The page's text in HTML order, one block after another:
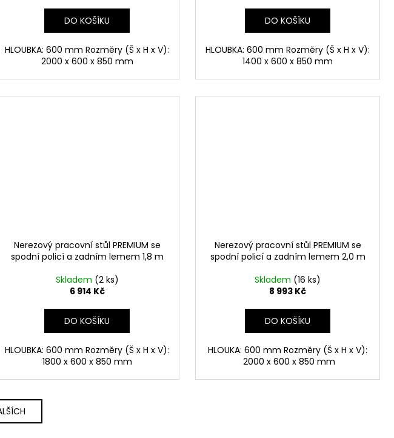
DO KOŠÍKU
HLOUBKA: 600 mm Rozměry (Š x H x V):
2000 x 600 x 850 mm
DO KOŠÍKU
HLOUBKA: 600 mm Rozměry (Š x H x V):
1400 x 600 x 850 mm
Nerezový pracovní stůl PREMIUM se
spodní policí a zadním lemem 1,8 m
Skladem (2 ks)
6 914 Kč
DO KOŠÍKU
HLOUBKA: 600 mm Rozměry (Š x H x V):
1800 x 600 x 850 mm
Nerezový pracovní stůl PREMIUM se
spodní policí a zadním lemem 2,0 m
Skladem (16 ks)
8 993 Kč
DO KOŠÍKU
HLOUKA: 600 mm Rozměry (Š x H x V):
2000 x 600 x 850 mm